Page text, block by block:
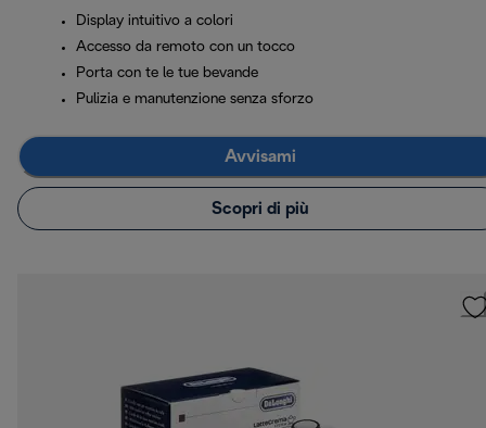
Display intuitivo a colori
Accesso da remoto con un tocco
Porta con te le tue bevande
Pulizia e manutenzione senza sforzo
Avvisami
Scopri di più